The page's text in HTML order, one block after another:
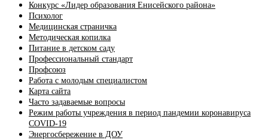
Конкурс «Лидер образования Енисейского района»
Психолог
Медицинская страничка
Методическая копилка
Питание в детском саду
Профессиональный стандарт
Профсоюз
Работа с молодым специалистом
Карта сайта
Часто задаваемые вопросы
Режим работы учреждения в период пандемии коронавируса
COVID-19
Энергосбережение в ДОУ